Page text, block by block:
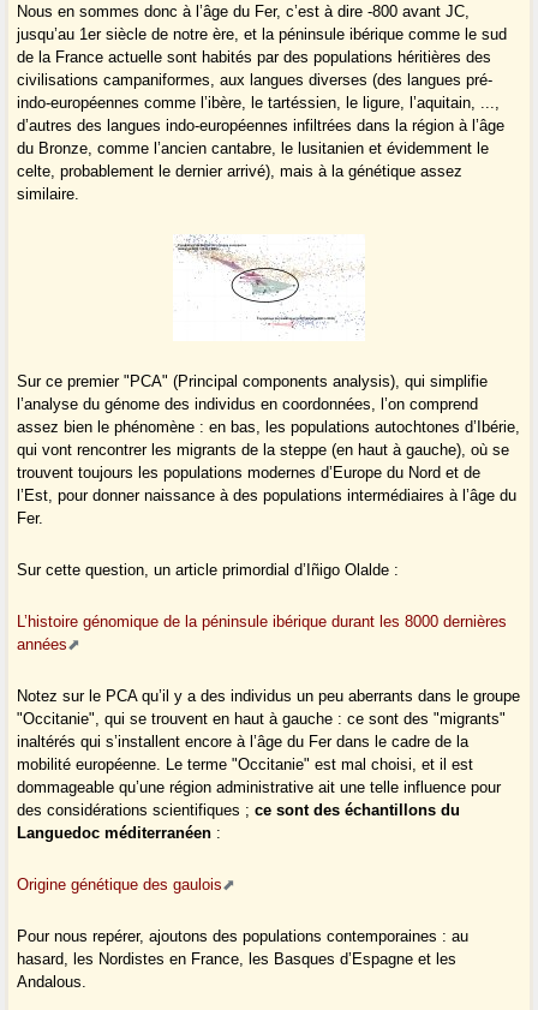
Nous en sommes donc à l’âge du Fer, c’est à dire -800 avant JC,
jusqu’au 1er siècle de notre ère, et la péninsule ibérique comme le sud
de la France actuelle sont habités par des populations héritières des
civilisations campaniformes, aux langues diverses (des langues pré-
indo-européennes comme l’ibère, le tartéssien, le ligure, l’aquitain, ...,
d’autres des langues indo-européennes infiltrées dans la région à l’âge
du Bronze, comme l’ancien cantabre, le lusitanien et évidemment le
celte, probablement le dernier arrivé), mais à la génétique assez
similaire.
Sur ce premier "PCA" (Principal components analysis), qui simplifie
l’analyse du génome des individus en coordonnées, l’on comprend
assez bien le phénomène : en bas, les populations autochtones d’Ibérie,
qui vont rencontrer les migrants de la steppe (en haut à gauche), où se
trouvent toujours les populations modernes d’Europe du Nord et de
l’Est, pour donner naissance à des populations intermédiaires à l’âge du
Fer.
Sur cette question, un article primordial d’Iñigo Olalde :
L’histoire génomique de la péninsule ibérique durant les 8000 dernières
années
Notez sur le PCA qu’il y a des individus un peu aberrants dans le groupe
"Occitanie", qui se trouvent en haut à gauche : ce sont des "migrants"
inaltérés qui s’installent encore à l’âge du Fer dans le cadre de la
mobilité européenne. Le terme "Occitanie" est mal choisi, et il est
dommageable qu’une région administrative ait une telle influence pour
des considérations scientifiques ; ce sont des échantillons du
Languedoc méditerranéen :
Origine génétique des gaulois
Pour nous repérer, ajoutons des populations contemporaines : au
hasard, les Nordistes en France, les Basques d’Espagne et les
Andalous.